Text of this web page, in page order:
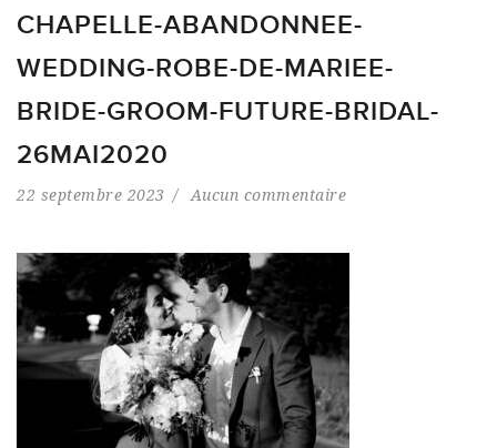
CHAPELLE-ABANDONNEE-
WEDDING-ROBE-DE-MARIEE-
BRIDE-GROOM-FUTURE-BRIDAL-
26MAI2020
22 septembre 2023 Aucun commentaire